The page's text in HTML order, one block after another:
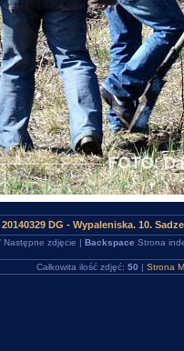
20140329 DG - Wypaleniska. 10.
zdjęcie | Backspace Strona
Całkowita ilość zdjęć: 50 | Strona